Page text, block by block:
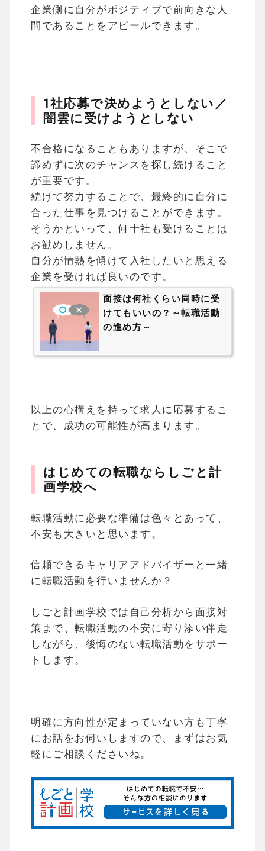
企業側に自分がポジティブで前向きな人
間であることをアピールできます。
1社応募で決めようとしない／
闇雲に受けようとしない
不合格になることもありますが、そこで
諦めずに次のチャンスを探し続けること
が重要です。
続けて努力することで、最終的に自分に
合った仕事を見つけることができます。
そうかといって、何十社も受けることは
お勧めしません。
自分が情熱を傾けて入社したいと思える
企業を受ければ良いのです。
面接は何社くらい同時に受
けてもいいの？～転職活動
の進め方～
以上の心構えを持って求人に応募するこ
とで、成功の可能性が高まります。
はじめての転職ならしごと計
画学校へ
転職活動に必要な準備は色々とあって、
不安も大きいと思います。
信頼できるキャリアアドバイザーと一緒
に転職活動を行いませんか？
しごと計画学校では自己分析から面接対
策まで、転職活動の不安に寄り添い伴走
しながら、後悔のない転職活動をサポー
トします。
明確に方向性が定まっていない方も丁寧
にお話をお伺いしますので、まずはお気
軽にご相談くださいね。